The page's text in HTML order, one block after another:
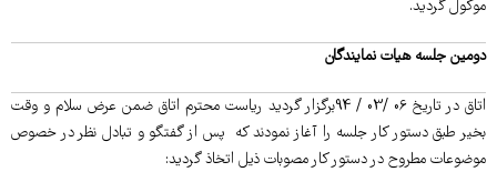
موکول گردید.
دومین جلسه هیات نمایندگان
اتاق در تاریخ 06 /03 / 94برگزار گردید ریاست محترم اتاق ضمن عرض سلام و وقت
بخیر طبق دستور کار جلسه را آغاز نمودند که پس از گفتگو و تبادل نظر در خصوص
موضوعات مطروح در دستور کار مصوبات ذیل اتخاذ گردید: